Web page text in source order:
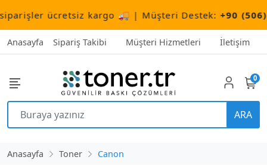
ücretsiz kargo 🚚 | Müşteri Destek:+90 (506) 503
Anasayfa Sipariş Takibi Müşteri Hizmetleri İletişim
ARA
0
Anasayfa Toner Canon